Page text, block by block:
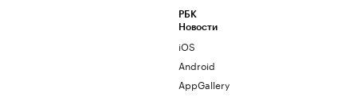
РБК
Новости
iOS
Android
AppGallery